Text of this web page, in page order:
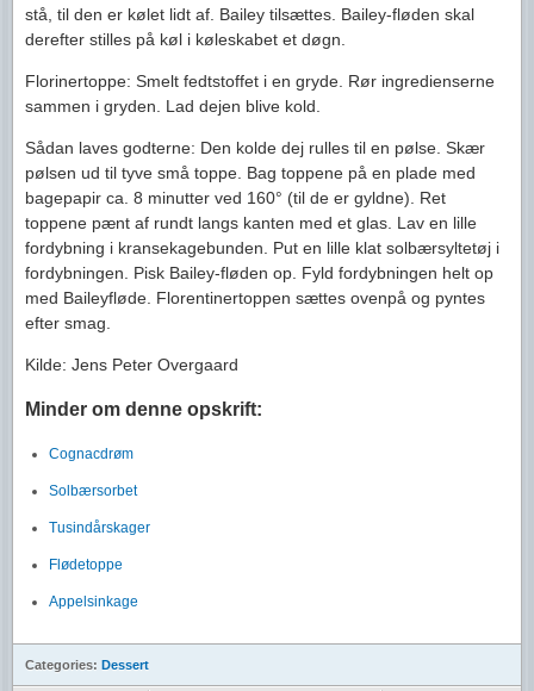
stå, til den er kølet lidt af. Bailey tilsættes. Bailey-fløden skal
derefter stilles på køl i køleskabet et døgn.
Florinertoppe: Smelt fedtstoffet i en gryde. Rør ingredienserne
sammen i gryden. Lad dejen blive kold.
Sådan laves godterne: Den kolde dej rulles til en pølse. Skær
pølsen ud til tyve små toppe. Bag toppene på en plade med
bagepapir ca. 8 minutter ved 160° (til de er gyldne). Ret
toppene pænt af rundt langs kanten med et glas. Lav en lille
fordybning i kransekagebunden. Put en lille klat solbærsyltetøj i
fordybningen. Pisk Bailey-fløden op. Fyld fordybningen helt op
med Baileyfløde. Florentinertoppen sættes ovenpå og pyntes
efter smag.
Kilde: Jens Peter Overgaard
Minder om denne opskrift:
Cognacdrøm
Solbærsorbet
Tusindårskager
Flødetoppe
Appelsinkage
Categories: Dessert